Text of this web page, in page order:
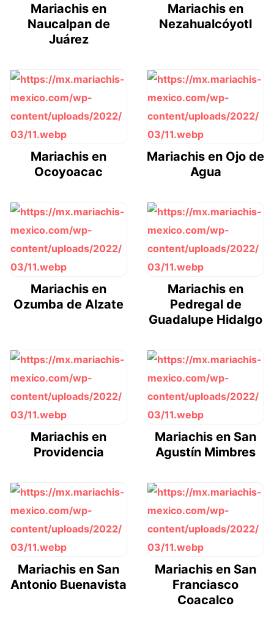
Mariachis en
Naucalpan de
Juárez
Mariachis en
Nezahualcóyotl
Mariachis en
Ocoyoacac
Mariachis en Ojo de
Agua
Mariachis en
Ozumba de Alzate
Mariachis en
Pedregal de
Guadalupe Hidalgo
Mariachis en
Providencia
Mariachis en San
Agustín Mimbres
Mariachis en San
Antonio Buenavista
Mariachis en San
Franciasco
Coacalco